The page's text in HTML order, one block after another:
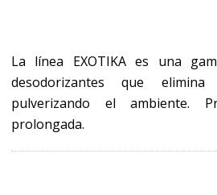
La línea EXOTIKA es una
desodorizantes que
pulverizando el ambiente.
prolongada.